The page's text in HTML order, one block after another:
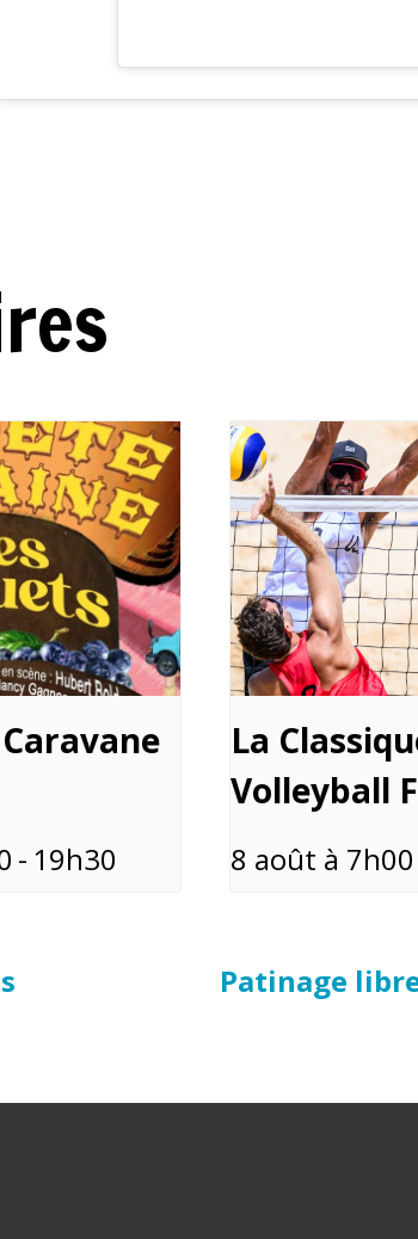
- 19h30
La
Volleyball
8 août à 7h00
Patinage